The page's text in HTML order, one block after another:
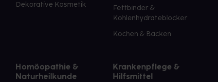
Dekorative Kosmetik
Fettbinder &
Kohlenhydrateblocker
Kochen & Backen
Homöopathie &
Naturheilkunde
Krankenpflege &
Hilfsmittel